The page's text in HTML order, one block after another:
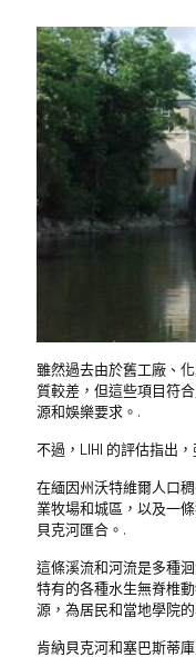
雖然過去由於舊工廠、
質較差，但這些項目符
源和娛樂要求。.
不過，LIHI 的評估指出
在緬因州沃特維爾人口
業牧場和城區，以及一
貝克河匯合。.
這條溪流和河流是多種
特有的各種水生無脊椎
源，為居民和當地學院
肯納貝克河和塞巴斯蒂